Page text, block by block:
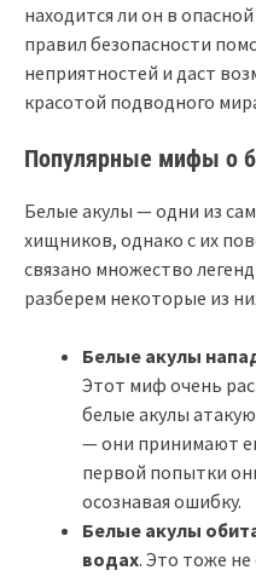
находится ли он в
правил безопасности
неприятностей и даст
красотой подводного
Популярные мифы о
Белые акулы — одни из
хищников, однако с их
связано множество
разберем некоторые из
Белые акулы
Этот миф очень
белые акулы
— они принимают
первой попытки
осознавая ошибку.
Белые акулы
водах. Это тоже не